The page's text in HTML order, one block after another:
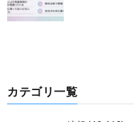
カテゴリ一覧